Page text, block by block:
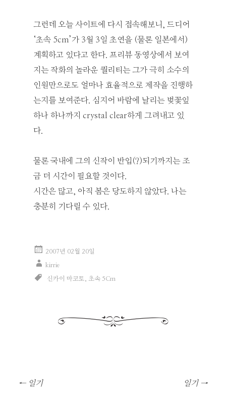
그런데 오늘 사이트에 다시 접속해보니, 드디어
‘초속 5cm’가 3월 3일 초연을 (물론 일본에서)
계획하고 있다고 한다. 프리뷰 동영상에서 보여
지는 작화의 놀라운 퀄리티는 그가 극히 소수의
인원만으로도 얼마나 효율적으로 제작을 진행하
는지를 보여준다. 심지어 바람에 날리는 벚꽃잎
하나 하나까지 crystal clear하게 그려내고 있
다.
물론 국내에 그의 신작이 반입(?)되기까지는 조
금 더 시간이 필요할 것이다.
시간은 많고, 아직 봄은 당도하지 않았다. 나는
충분히 기다릴 수 있다.
2007년 02월 20일
kirrie
신카이 마코토 초속 5Cm
글
←일기 일기 →